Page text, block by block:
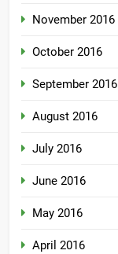
November 2016
October 2016
September 2016
August 2016
July 2016
June 2016
May 2016
April 2016